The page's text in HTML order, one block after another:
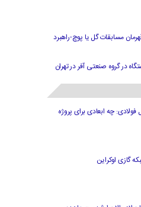
مسابقات گل یا پوچ-راهبرد
در گروه صنعتی آفر در تهران
چه ابعادی برای پروژه
گازی اوکراین